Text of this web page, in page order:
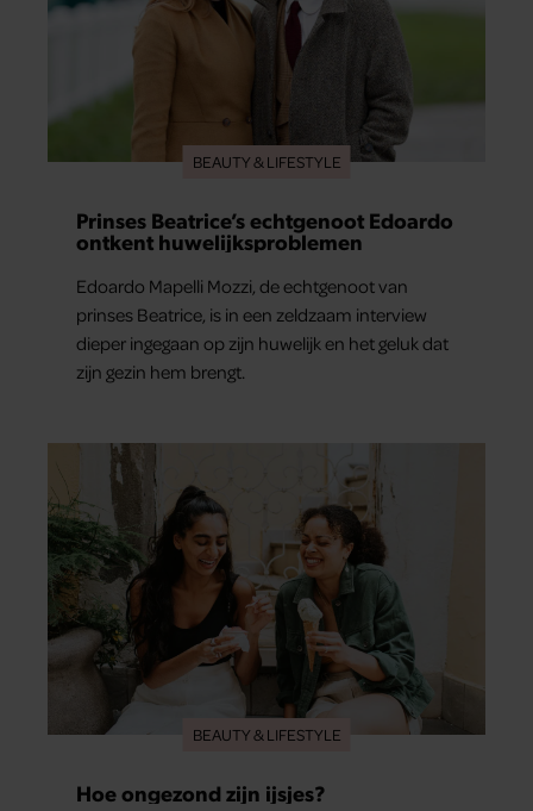
BEAUTY & LIFESTYLE
Prinses Beatrice’s echtgenoot Edoardo
ontkent huwelijksproblemen
Edoardo Mapelli Mozzi, de echtgenoot van
prinses Beatrice, is in een zeldzaam interview
dieper ingegaan op zijn huwelijk en het geluk dat
zijn gezin hem brengt.
BEAUTY & LIFESTYLE
Hoe ongezond zijn ijsjes?